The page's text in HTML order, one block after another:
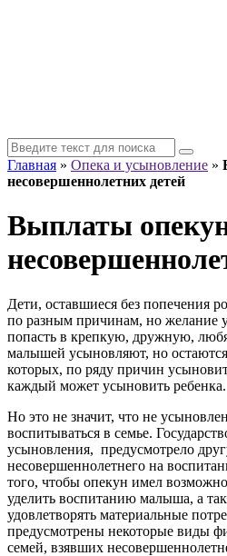
Главная » Опека и усыновление »
несовершеннолетних детей
Выплаты
Дети, оставшиеся без попечения
по разным причинам, но желание
попасть в крепкую, дружную,
малышей усыновляют, но
которых, по ряду причин
каждый может усыновить ребенка.
Но это не значит, что не
воспитываться в семье.
усыновления, предусмотрело
несовершеннолетнего на
того, чтобы опекун имел
уделить воспитанию малыша, а
удовлетворять материальные
предусмотрены некоторые виды
семей, взявших